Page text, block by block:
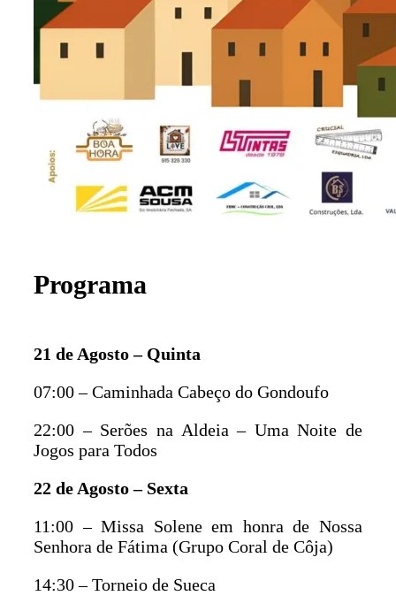
Programa
21 de Agosto – Quinta
07:00 – Caminhada Cabeço do Gondoufo
22:00 – Serões na Aldeia – Uma Noite de
Jogos para Todos
22 de Agosto – Sexta
11:00 – Missa Solene em honra de Nossa
Senhora de Fátima (Grupo Coral de Côja)
14:30 – Torneio de Sueca